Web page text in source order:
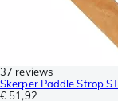
37 reviews
Skerper Paddle Strop
€ 51,92